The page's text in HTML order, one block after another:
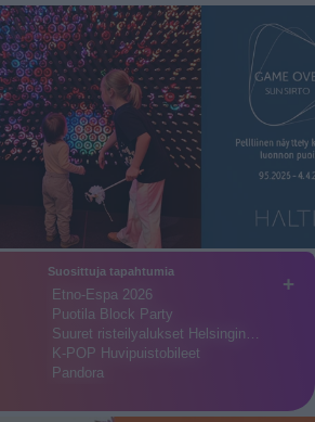
+
Suosittuja tapahtumia
Etno-Espa 2026
Puotila Block Party
Suuret risteilyalukset Helsingin…
K-POP Huvipuistobileet
Pandora